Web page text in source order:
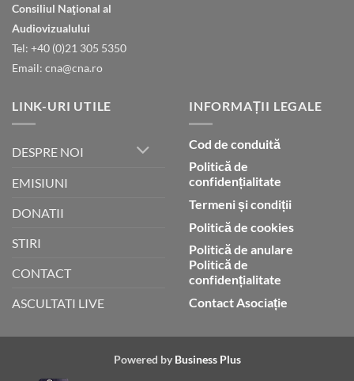
Consiliul Naţional al
Audiovizualului
Tel: +40 (0)21 305 5350
Email: cna@cna.ro
LINK-URI UTILE
DESPRE NOI
EMISIUNI
DONATII
STIRI
CONTACT
ASCULTATI LIVE
INFORMAȚII LEGALE
Cod de conduită
Politică de
confidențialitate
Termeni și condiții
Politică de cookies
Politică de anulare
Politică de
confidențialitate
Contact Asociație
Powered by Business Plus